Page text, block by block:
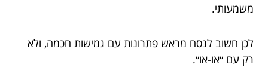
משמעותי.
לכן חשוב לנסח מראש פתרונות עם גמישות חכמה, ולא
רק עם ״או-או״.